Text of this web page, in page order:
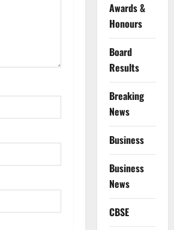
Awards &
Honours
Board
Results
Breaking
News
Business
Business
News
CBSE